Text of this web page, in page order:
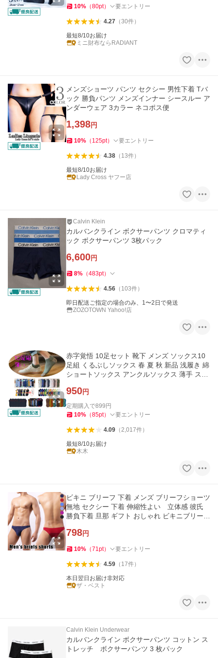
10% （80pt） 要エントリー
4.27（30件）
最短8/10お届け
ミニ財布ならRADIANT
メンズショーツ パンツ セクシー 男性下着 Tバ
ック 勝負パンツ メンズインナー シースルー ア
ンダーウェア 3カラー ネコポス便
1,398円
10% （ 125pt） 要エントリー
4.38（ 13件）
最短8/10お届け
Lady Cross ヤフー店
Calvin Klein
カルバンクライン ボクサーパンツ クロマティ
ック ボクサーパンツ 3枚パック
6,600円
8% （483pt）
4.56（ 103件）
即日配送ご指定の場合のみ、1〜2日で発送
ZOZOTOWN Yahoo!店
赤字覚悟 10足セット 靴下 メンズ ソックス10
足組 くるぶしソックス 春 夏 秋 新品 浅履き 綿
ショートソックス アンクルソックス 薄手 スポ
950円
定期購入で899 円
10% （85pt） 要エントリー
4.09（2,017件）
最短8/10お届け
木木
ビキニ ブリーフ 下着 メンズ ブリーフショーツ
無地 セクシー 下着 伸縮性よい 立体感 彼氏
勝負下着 旦那 ギフト おしゃれ ビキニブリーフ
798円
10% （71pt） 要エントリー
4.59（ 17件）
本日翌日お届け非対応
ザ・ベスト
Calvin Klein Underwear
カルバンクライン ボクサーパンツ コットン ス
トレッチ ボクサーパンツ 3 枚パック